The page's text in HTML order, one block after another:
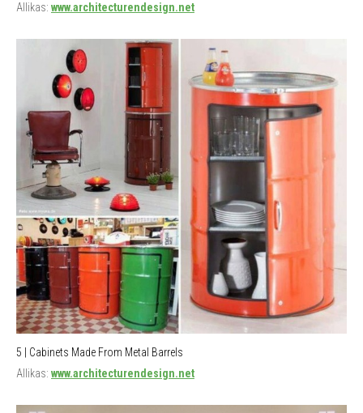
Allikas: www.architecturendesign.net
5 | Cabinets Made From Metal Barrels
Allikas: www.architecturendesign.net